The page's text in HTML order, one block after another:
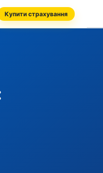
Купити страхування